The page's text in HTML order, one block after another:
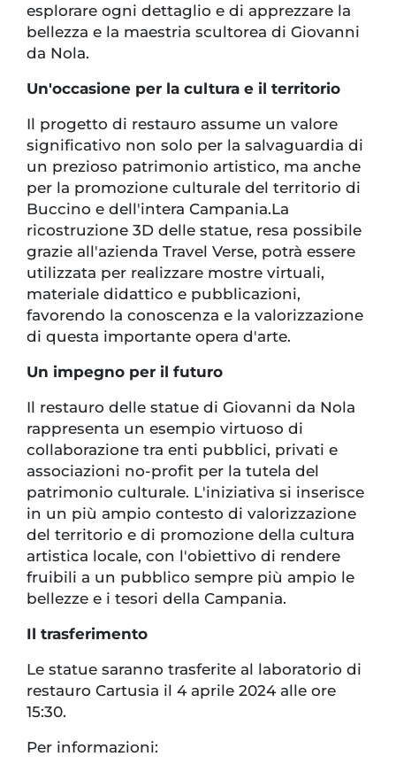
esplorare ogni dettaglio e di apprezzare la
bellezza e la maestria scultorea di Giovanni
da Nola.
Un'occasione per la cultura e il territorio
Il progetto di restauro assume un valore
significativo non solo per la salvaguardia di
un prezioso patrimonio artistico, ma anche
per la promozione culturale del territorio di
Buccino e dell'intera Campania.La
ricostruzione 3D delle statue, resa possibile
grazie all'azienda Travel Verse, potrà essere
utilizzata per realizzare mostre virtuali,
materiale didattico e pubblicazioni,
favorendo la conoscenza e la valorizzazione
di questa importante opera d'arte.
Un impegno per il futuro
Il restauro delle statue di Giovanni da Nola
rappresenta un esempio virtuoso di
collaborazione tra enti pubblici, privati e
associazioni no-profit per la tutela del
patrimonio culturale. L'iniziativa si inserisce
in un più ampio contesto di valorizzazione
del territorio e di promozione della cultura
artistica locale, con l'obiettivo di rendere
fruibili a un pubblico sempre più ampio le
bellezze e i tesori della Campania.
Il trasferimento
Le statue saranno trasferite al laboratorio di
restauro Cartusia il 4 aprile 2024 alle ore
15:30.
Per informazioni: